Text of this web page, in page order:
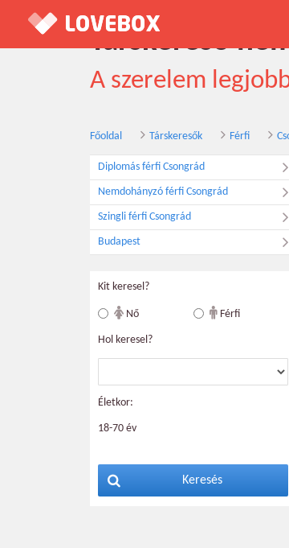
Társkereső
A szerelem
Főoldal Társkeresők Férfi
Diplomás férfi Csongrád
Nemdohányzó férfi Csongrád
Szingli férfi Csongrád
Budapest
Kit keresel?
Nő Férfi
Hol keresel?
Életkor:
18-70 év
Keresés